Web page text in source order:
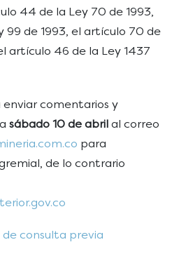
44 de la Ley 70 de 1993,
99 de 1993, el artículo 70 de
artículo 46 de la Ley 1437
comentarios y
sábado 10 de abrilal correo
para
de lo contrario
consulta previa